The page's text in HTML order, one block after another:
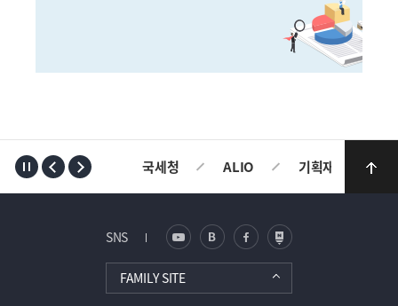
국세청 ALIO 기획재정부
SNS
FAMILY SITE